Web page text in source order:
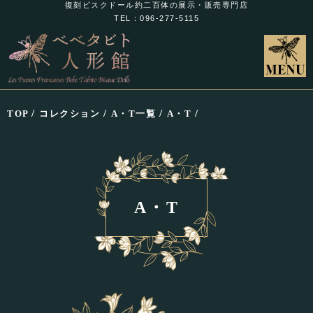
復刻ビスクドール約二百体の展示・販売専門店
TEL：096-277-5115
TOP / コレクション / A・T一覧 / A・T /
A・T